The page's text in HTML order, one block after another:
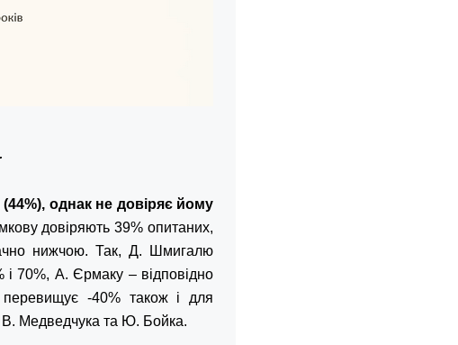
однак не довіряє йому
довіряють 39% опитаних,
нижчою. Так, Д. Шмигалю
70%, А. Єрмаку – відповідно
-40% також і для
Медведчука та Ю. Бойка.